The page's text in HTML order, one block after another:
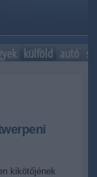
külföld autó
kikötőjének